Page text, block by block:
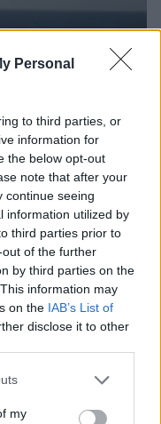
Personal
to third parties, or
information for
the below opt-out
note that after your
continue seeing
information utilized by
third parties prior to
of the further
by third parties on the
information may
on the IAB’s List of
disclose it to other
one or more Google
You may click to
my
για να
δείτε βίντεο